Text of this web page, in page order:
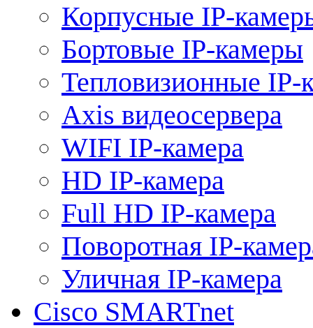
Корпусные IP-
Бортовые IP-камеры
Тепловизионные IP-
Axis видеосервера
WIFI IP-камера
HD IP-камера
Full HD IP-камера
Поворотная IP-
Уличная IP-камера
Cisco SMARTnet